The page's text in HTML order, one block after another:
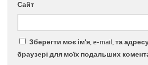
Сайт
Зберегти моє ім'я, e-mail, та
браузері для моїх подальших